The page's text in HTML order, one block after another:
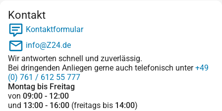
Kontakt
Kontaktformular
info@Z24.de
Wir antworten schnell und zuverlässig.
Bei dringenden Anliegen gerne auch telefonisch unter+49
(0) 761 / 612 55 777
Montag bis Freitag
von 09:00 - 12:00
und 13:00 - 16:00 (freitags bis 14:00)